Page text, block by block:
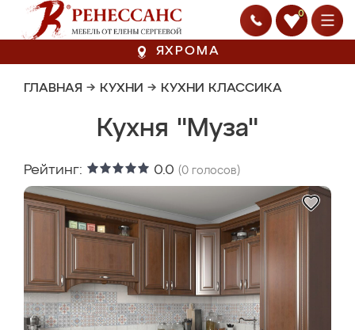
0
ЯХРОМА
ГЛАВНАЯ → КУХНИ → КУХНИ КЛАССИКА
Кухня "Муза"
Рейтинг: 0.0 (0 голосов)